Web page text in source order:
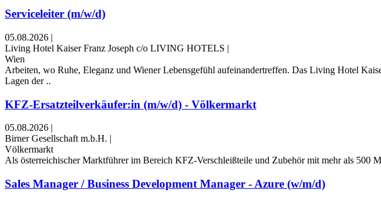
Serviceleiter (m/w/d)
05.08.2026 |
Living Hotel Kaiser Franz Joseph c/o LIVING HOTELS |
Wien
Arbeiten, wo Ruhe, Eleganz und Wiener Lebensgefühl aufeinandertreffen. Das Living Hotel
Lagen der ..
KFZ-Ersatzteilverkäufer:in (m/w/d) - Völkermarkt
05.08.2026 |
Birner Gesellschaft m.b.H. |
Völkermarkt
Als österreichischer Marktführer im Bereich KFZ-Verschleißteile und Zubehör mit mehr als 500
Sales Manager / Business Development Manager - Azure (w/m/d)